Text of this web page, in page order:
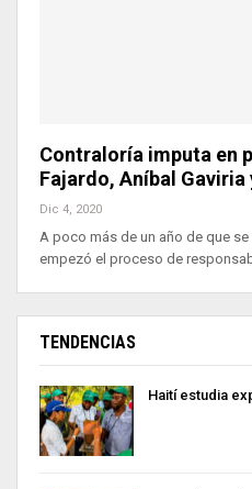
Contraloría imputa en
Fajardo, Aníbal Gaviria
Dic 4, 2020
A poco más de un año de que
empezó el proceso de
TENDENCIAS
Haití estudia